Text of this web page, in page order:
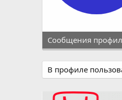
Сообщения
В профиле